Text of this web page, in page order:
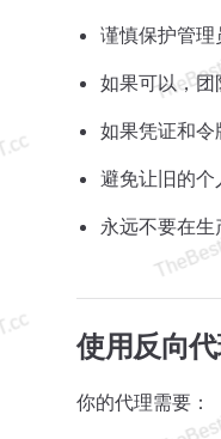
谨慎保护管理
如果可以，
如果凭证和
避免让旧的
永远不要在
使用反向
你的代理需要：